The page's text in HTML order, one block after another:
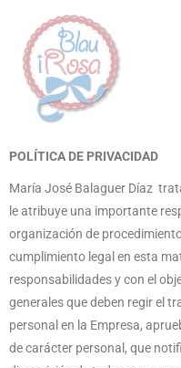
contenido
POLÍTICA DE PRIVACIDAD
María José Balaguer Díaz
le atribuye una importante
organización de
cumplimiento legal en esta
responsabilidades y con el
generales que deben regir el
personal en la Empresa,
de carácter personal, que